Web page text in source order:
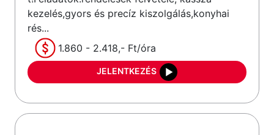
kezelés,gyors és precíz kiszolgálás,konyhai
rés...
1.860 - 2.418,- Ft/óra
JELENTKEZÉS